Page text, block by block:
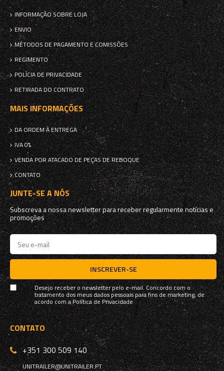
INFORMAÇÃO SOBRE LOJA
ENVIO
MÉTODOS DE PAGAMENTO E COMISSÕES
REGIMENTO
POLÍCIA DE PRIVACIDADE
RETIRADA DO CONTRATO
MAIS INFORMAÇÕES
DA ORDEM À ENTREGA
IVA 0%
VENDA POR ATACADO DE PEÇAS DE REBOQUE
CONTATO
JUNTE-SE A NÓS
Subscreva a nossa newsletter para receber regularmente notícias e
promoções
INSCREVER-SE
Desejo receber o newsletter pelo e-mail. Concordo com o
tratamento dos meus dados pessoais para fins de marketing, de
acordo com aPolítica de Privacidade
CONTATO
+351 300 509 140
UNITRAILER@UNITRAILER.PT